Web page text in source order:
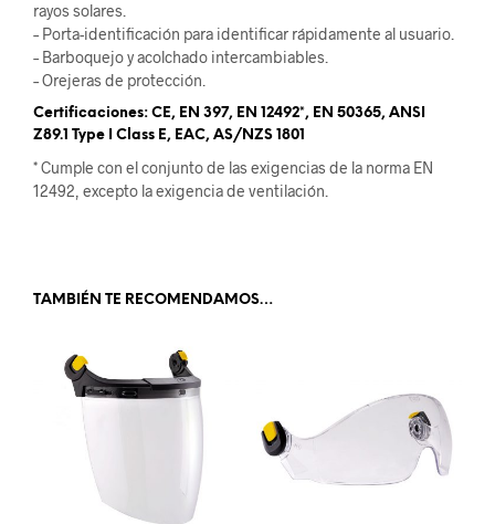
rayos solares.
– Porta-identificación para identificar rápidamente al usuario.
– Barboquejo y acolchado intercambiables.
– Orejeras de protección.
Certificaciones: CE, EN 397, EN 12492*, EN 50365, ANSI
Z89.1 Type I Class E, EAC, AS/NZS 1801
* Cumple con el conjunto de las exigencias de la norma EN
12492, excepto la exigencia de ventilación.
TAMBIÉN TE RECOMENDAMOS…